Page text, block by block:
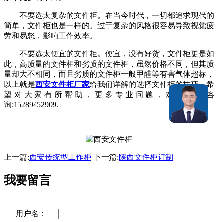
不要选太复杂的文件柜。在当今时代，一切都追求现代的
简单，文件柜也是一样的。过于复杂的风格很容易导致视觉疲
劳和易怒，影响工作效率。
不要选太便宜的文件柜。便宜，没有好货，文件柜更是如
此，高质量的文件柜和劣质的文件柜，虽然价格不同，但其质
量却大不相同，而且劣质的文件柜一般甲醛等有害气体超标，
以上就是西安文件柜厂家给我们详解的选择文件柜的技巧，希
望对大家有所帮助，更多专业问题，欢迎来电咨
询:15289452909.
上一篇:西安传统型工作柜 下一篇:陕西文件柜订制
我要留言
用户名：